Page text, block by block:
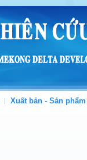
Xuất bản - Sản phẩm